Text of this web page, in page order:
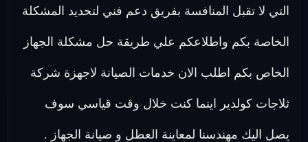
التي لا تقبل المنافسة بفريق دعم فني لتحديد المشكلة
الخاصة بكم واطلاعكم علي طريقة حل مشكلة الجهاز
الخاص بكم اطلب الان خدمات الصيانة لاجهزة شركة
ثلاجات كولدير اينما كنت خلال وقت قياسي سوف
يصل اليك مهندسنا لمعاينة العطل و صيانة الجهاز .